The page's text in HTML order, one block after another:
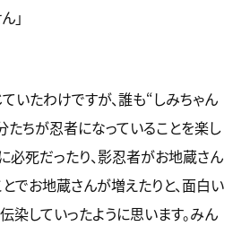
」
いたわけですが、誰も“しみちゃん
たちが忍者になっていることを楽し
必死だったり、影忍者がお地蔵さん
でお地蔵さんが増えたりと、面白い
染していったように思います。みん